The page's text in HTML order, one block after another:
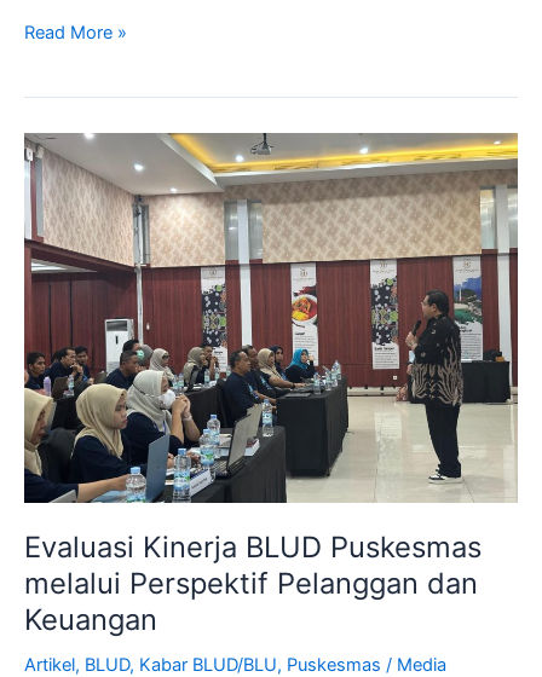
Read More »
Evaluasi Kinerja BLUD Puskesmas
melalui Perspektif Pelanggan dan
Keuangan
Artikel, BLUD, Kabar BLUD/BLU, Puskesmas / Media
Evaluasi
Kinerja
BLUD
Puskesmas
melalui
Pelanggan
dan
Keuangan